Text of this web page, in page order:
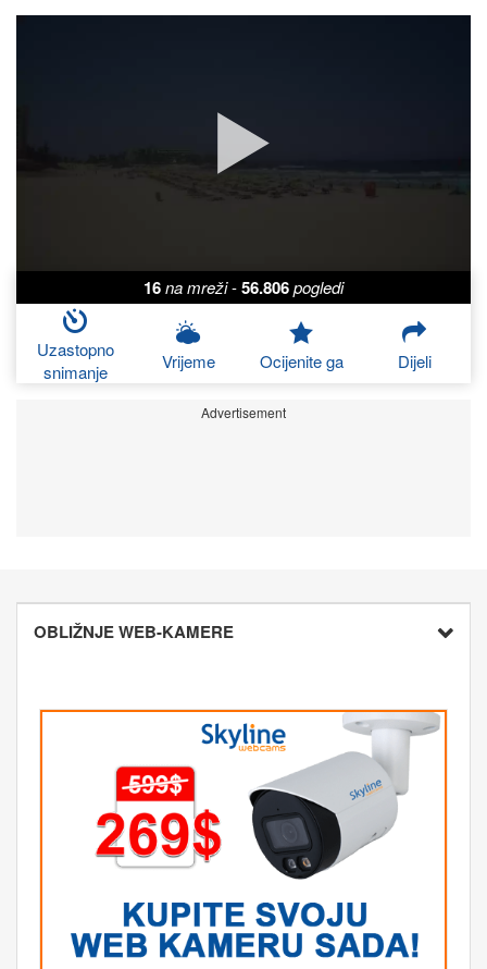
16na mreži-56.806pogledi
Uzastopno
snimanje
Vrijeme Ocijenite ga Dijeli
Advertisement
OBLIŽNJE WEB-KAMERE